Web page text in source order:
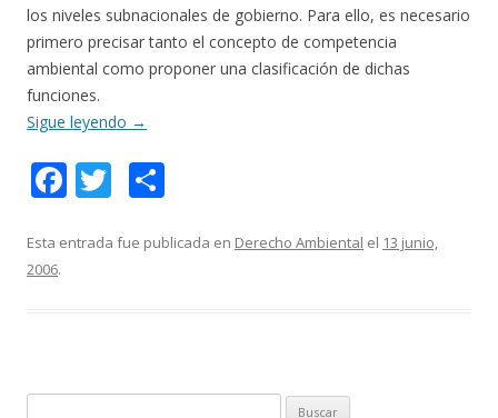
los niveles subnacionales de gobierno. Para ello, es necesario
primero precisar tanto el concepto de competencia
ambiental como proponer una clasificación de dichas
funciones.
Sigue leyendo →
F
e
k
T
itt m
r
Esta entrada fue publicada en Derecho Ambiental el 13 junio,
2006.